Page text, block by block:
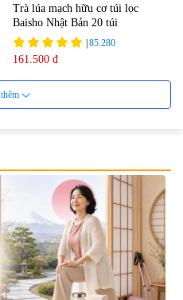
Trà lúa mạch hữu cơ túi lọc
Baisho Nhật Bản 20 túi
|85.280
161.500 đ
Viên nang uống cải thiện thị lực,
trí nhớ DHA + EPA + Flaxseed
Oil 30 viên/gói - Date 02/2027
|52.346
225.000 đ